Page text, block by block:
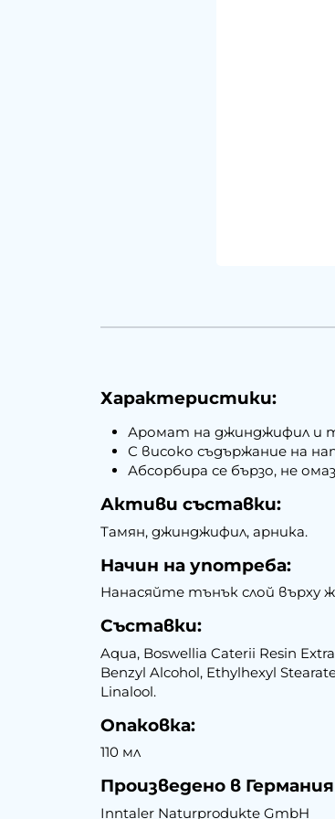
Характеристики:
Аромат на джинджифил и
С високо съдържание на
Абсорбира се бързо, не
Активи съставки:
Тамян, джинджифил, арника.
Начин на употреба:
Нанасяйте тънък слой върху
Съставки:
Aqua, Boswellia Caterii Resin
Benzyl Alcohol, Ethylhexyl
Linalool.
Опаковка:
110 мл
Произведено в
Inntaler Naturprodukte GmbH